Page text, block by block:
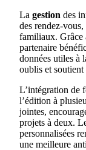
La gestion des
des rendez-
familiaux. Grâce
partenaire
données utiles à
oublis et
L’intégration de
l’édition à
jointes,
projets à deux.
personnalisées
une meilleure